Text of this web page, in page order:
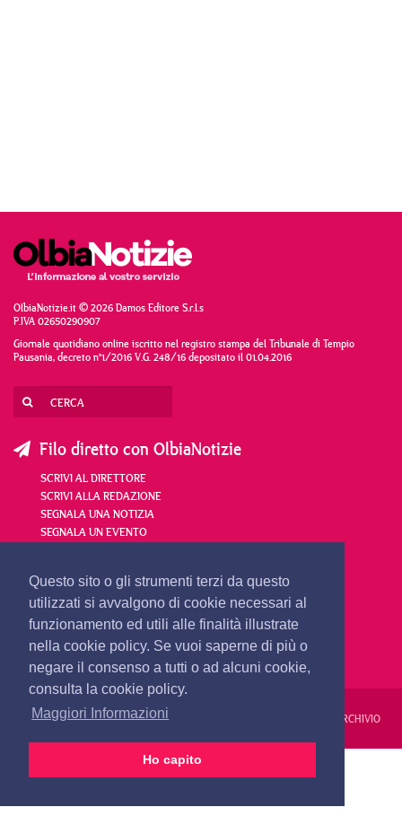
Questo sito o gli strumenti terzi da questo
utilizzati si avvalgono di cookie necessari al
funzionamento ed utili alle finalità illustrate
nella cookie policy. Se vuoi saperne di più o
negare il consenso a tutti o ad alcuni cookie,
consulta la cookie policy.
Maggiori Informazioni
Ho capito
OlbiaNotizie.it © 2026 Damos Editore S.r.l.s
P.IVA 02650290907
Giornale quotidiano online iscritto nel registro stampa del Tribunale di Tempio
Pausania, decreto n°1/2016 V.G. 248/16 depositato il 01.04.2016
Filo diretto con OlbiaNotizie
SCRIVI AL DIRETTORE
SCRIVI ALLA REDAZIONE
SEGNALA UNA NOTIZIA
SEGNALA UN EVENTO
redazione@olbianotizie.it
REDAZIONE PUBBLICITÀ PRIVACY E COOKIES ARCHIVIO
24 ORE VIDEO